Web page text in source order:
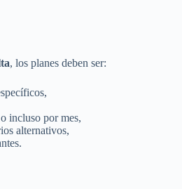
, los planes deben ser:
incluso por mes,
alternativos,